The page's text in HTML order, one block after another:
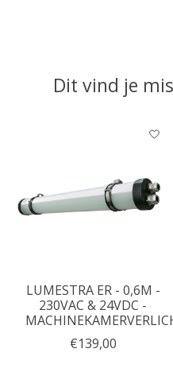
Dit vind je
Items van productcarrousel
LUMESTRA ER - 0,6M -
230VAC & 24VDC -
€139,00